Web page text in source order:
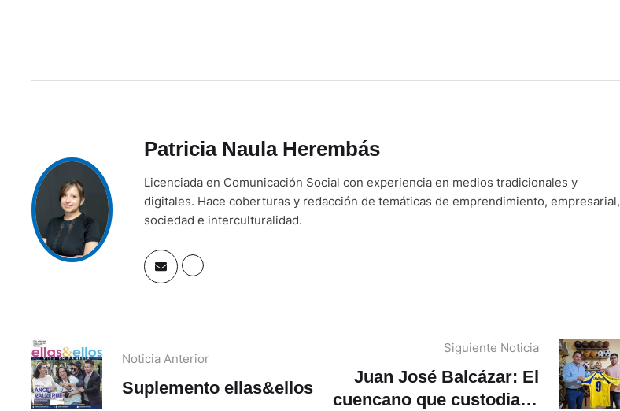
Patricia Naula Herembás
Licenciada en Comunicación Social con experiencia en medios tradicionales y
digitales. Hace coberturas y redacción de temáticas de emprendimiento, empresarial,
sociedad e interculturalidad.
Noticia Anterior
Suplemento ellas&ellos
Siguiente Noticia
Juan José Balcázar: El
cuencano que custodia la